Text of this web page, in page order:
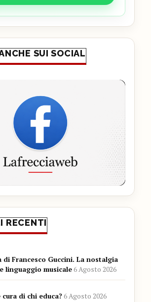
SUI SOCIAL
RECENTI
di Francesco Guccini. La nostalgia
linguaggio musicale6 Agosto 2026
di chi educa?6 Agosto 2026